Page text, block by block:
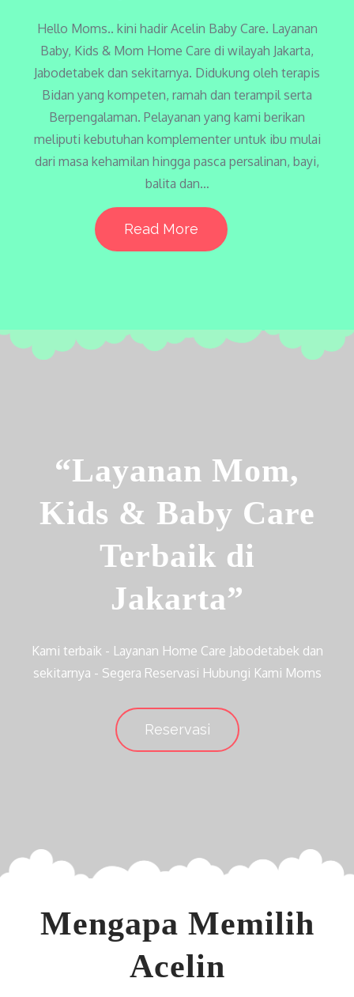
Hello Moms.. kini hadir Acelin Baby Care. Layanan
Baby, Kids & Mom Home Care di wilayah Jakarta,
Jabodetabek dan sekitarnya. Didukung oleh terapis
Bidan yang kompeten, ramah dan terampil serta
Berpengalaman. Pelayanan yang kami berikan
meliputi kebutuhan komplementer untuk ibu mulai
dari masa kehamilan hingga pasca persalinan, bayi,
balita dan…
Read More
“Layanan Mom,
Kids & Baby Care
Terbaik di
Jakarta”
Kami terbaik - Layanan Home Care Jabodetabek dan
sekitarnya - Segera Reservasi Hubungi Kami Moms
Reservasi
Mengapa Memilih
Acelin